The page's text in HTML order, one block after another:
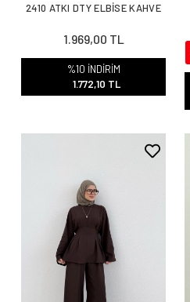
2410 ATKI DTY ELBİSE KAHVE
1.969,00 TL
%10 İNDİRİM
1.772,10 TL